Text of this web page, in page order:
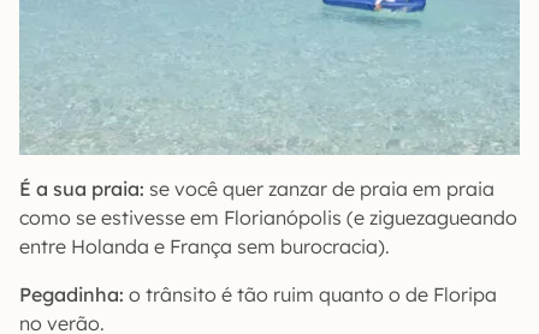
É a sua praia: se você quer zanzar de praia em praia
como se estivesse em Florianópolis (e ziguezagueando
entre Holanda e França sem burocracia).
Pegadinha: o trânsito é tão ruim quanto o de Floripa
no verão.